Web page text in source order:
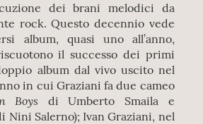
dei brani melodici da
rock. Questo decennio vede
album, quasi uno all’anno,
il successo dei primi
album dal vivo uscito nel
in cui Graziani fa due cameo
Boys di Umberto Smaila e
Nini Salerno); Ivan Graziani, nel